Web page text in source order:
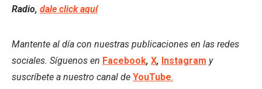
Radio, dale click aquí
Mantente al día con nuestras publicaciones en las redes
sociales. Síguenos en Facebook, X, Instagram y
suscríbete a nuestro canal de YouTube.